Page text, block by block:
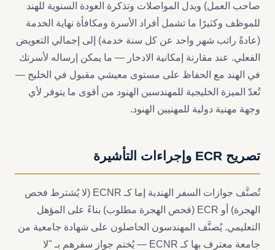
صاحب العمل) وبدل المواصلات وتذكرة العودة السنوية للهند
للموظف وكثيرًا ما تشمل أفراد الأسرة ومكافأة نهاية الخدمة
(عادةً راتب شهر واحد عن كل سنة خدمة) إلى إجمالي التعويض
الفعلي. عند مقارنة إمكانية الادخار — ما يمكن إرساله لأسرتك
في الهند مع الحفاظ على مستوى معيشي مقبول في الخليج —
تُعدّ الميزة الخليجية للمهندسين الهنود من أقوى ما يتوفر لأي
وجهة مهنية دولية للمهنيين الهنود.
تصريح ECR وإجراءات التأشيرة
تُصنَّف جوازات السفر الهندية إما كـ ECNR (لا يُشترط فحص
الهجرة) أو ECR (فحص الهجرة مطلوب) بناءً على المؤهل
التعليمي. يُصنَّف المهندسون الحاصلون على شهادة جامعية من
جامعة معترف بها كـ ECNR — يُختم جواز سفرهم بـ "لا